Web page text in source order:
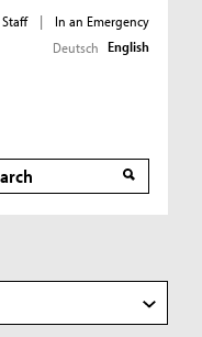
Staff |
In an Emergency
Deutsch English